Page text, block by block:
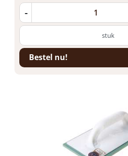
-
stuk
Bestel nu!